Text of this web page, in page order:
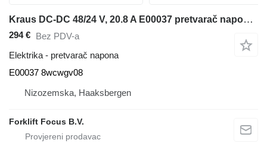
Kraus DC-DC 48/24 V, 20.8 A E00037 pretvarač napona za Mitsubishi mašine za skladištenje
294 € Bez PDV-a
Elektrika - pretvarač napona
E00037 8wcwgv08
Nizozemska, Haaksbergen
Forklift Focus B.V.